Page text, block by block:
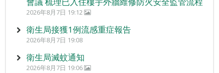
2026年8月7日 19:12
衛生局接獲1例流感重症報告
2026年8月7日 19:08
衛生局滅蚊通知
2026年8月7日 19:06